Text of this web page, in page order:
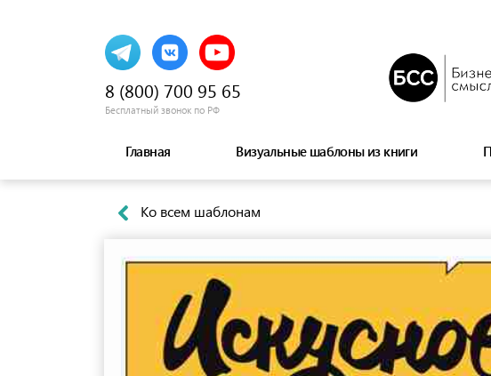
8 (800) 700 95 65
Бесплатный звонок по РФ
Главная Визуальные шаблоны из книги
Ко всем шаблонам